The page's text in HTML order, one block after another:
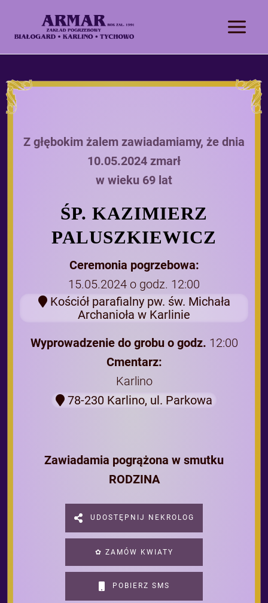
Z głębokim żalem zawiadamiamy, że dnia
10.05.2024 zmarł
w wieku 69 lat
ŚP. KAZIMIERZ
PALUSZKIEWICZ
Ceremonia pogrzebowa:
15.05.2024 o godz. 12:00
Kościół parafialny pw. św. Michała
Archanioła w Karlinie
Wyprowadzenie do grobu o godz. 12:00
Cmentarz:
Karlino
78-230 Karlino, ul. Parkowa
Zawiadamia pogrążona w smutku
RODZINA
UDOSTĘPNIJ NEKROLOG
✿ ZAMÓW KWIATY
POBIERZ SMS